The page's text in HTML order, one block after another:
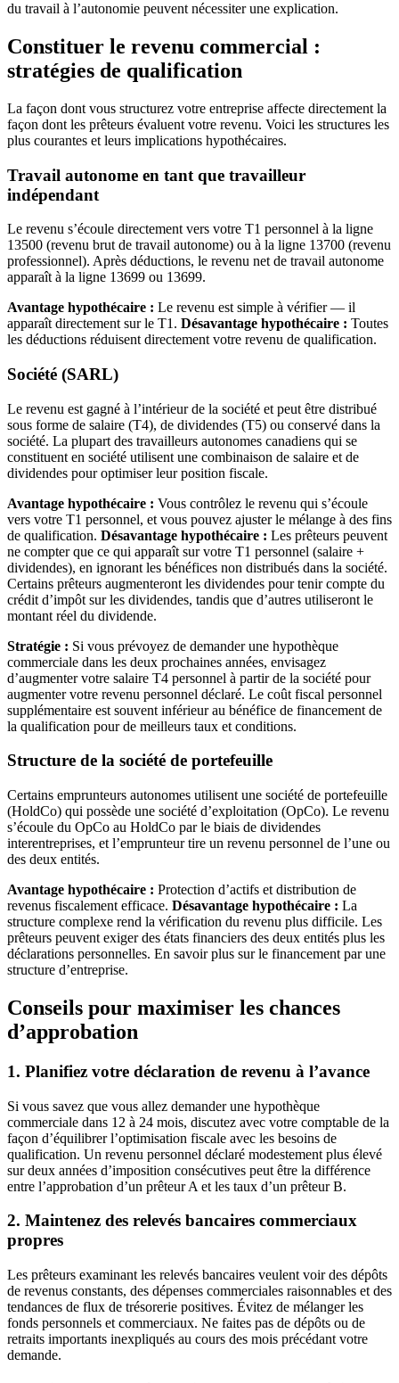
du travail à l’autonomie peuvent nécessiter une explication.
Constituer le revenu commercial :
stratégies de qualification
La façon dont vous structurez votre entreprise affecte directement la
façon dont les prêteurs évaluent votre revenu. Voici les structures les
plus courantes et leurs implications hypothécaires.
Travail autonome en tant que travailleur
indépendant
Le revenu s’écoule directement vers votre T1 personnel à la ligne
13500 (revenu brut de travail autonome) ou à la ligne 13700 (revenu
professionnel). Après déductions, le revenu net de travail autonome
apparaît à la ligne 13699 ou 13699.
Avantage hypothécaire : Le revenu est simple à vérifier — il
apparaît directement sur le T1. Désavantage hypothécaire : Toutes
les déductions réduisent directement votre revenu de qualification.
Société (SARL)
Le revenu est gagné à l’intérieur de la société et peut être distribué
sous forme de salaire (T4), de dividendes (T5) ou conservé dans la
société. La plupart des travailleurs autonomes canadiens qui se
constituent en société utilisent une combinaison de salaire et de
dividendes pour optimiser leur position fiscale.
Avantage hypothécaire : Vous contrôlez le revenu qui s’écoule
vers votre T1 personnel, et vous pouvez ajuster le mélange à des fins
de qualification. Désavantage hypothécaire : Les prêteurs peuvent
ne compter que ce qui apparaît sur votre T1 personnel (salaire +
dividendes), en ignorant les bénéfices non distribués dans la société.
Certains prêteurs augmenteront les dividendes pour tenir compte du
crédit d’impôt sur les dividendes, tandis que d’autres utiliseront le
montant réel du dividende.
Stratégie : Si vous prévoyez de demander une hypothèque
commerciale dans les deux prochaines années, envisagez
d’augmenter votre salaire T4 personnel à partir de la société pour
augmenter votre revenu personnel déclaré. Le coût fiscal personnel
supplémentaire est souvent inférieur au bénéfice de financement de
la qualification pour de meilleurs taux et conditions.
Structure de la société de portefeuille
Certains emprunteurs autonomes utilisent une société de portefeuille
(HoldCo) qui possède une société d’exploitation (OpCo). Le revenu
s’écoule du OpCo au HoldCo par le biais de dividendes
interentreprises, et l’emprunteur tire un revenu personnel de l’une ou
des deux entités.
Avantage hypothécaire : Protection d’actifs et distribution de
revenus fiscalement efficace. Désavantage hypothécaire : La
structure complexe rend la vérification du revenu plus difficile. Les
prêteurs peuvent exiger des états financiers des deux entités plus les
déclarations personnelles. En savoir plus sur le financement par une
structure d’entreprise.
Conseils pour maximiser les chances
d’approbation
1. Planifiez votre déclaration de revenu à l’avance
Si vous savez que vous allez demander une hypothèque
commerciale dans 12 à 24 mois, discutez avec votre comptable de la
façon d’équilibrer l’optimisation fiscale avec les besoins de
qualification. Un revenu personnel déclaré modestement plus élevé
sur deux années d’imposition consécutives peut être la différence
entre l’approbation d’un prêteur A et les taux d’un prêteur B.
2. Maintenez des relevés bancaires commerciaux
propres
Les prêteurs examinant les relevés bancaires veulent voir des dépôts
de revenus constants, des dépenses commerciales raisonnables et des
tendances de flux de trésorerie positives. Évitez de mélanger les
fonds personnels et commerciaux. Ne faites pas de dépôts ou de
retraits importants inexpliqués au cours des mois précédant votre
demande.